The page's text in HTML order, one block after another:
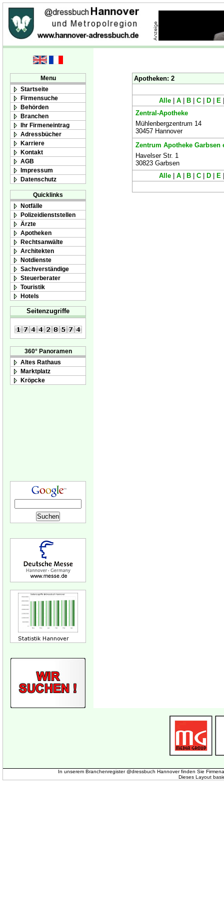
Menu
Startseite
Firmensuche
Behörden
Branchen
Ihr Firmeneintrag
Adressbücher
Karriere
Kontakt
AGB
Impressum
Datenschutz
Quicklinks
Notfälle
Polizeidienststellen
Ärzte
Apotheken
Rechtsanwälte
Architekten
Notdienste
Sachverständige
Steuerberater
Touristik
Hotels
Seitenzugriffe
360° Panoramen
Altes Rathaus
Marktplatz
Kröpcke
Apotheken: 2
Alle A B C D E
Zentral-Apotheke
Mühlenbergzentrum 14
30457 Hannover
Zentrum Apotheke Garbsen
Havelser Str. 1
30823 Garbsen
Alle
A B C D E
In unserem Branchenregister @dressbuch Hannover finden Sie
Dieses Layout